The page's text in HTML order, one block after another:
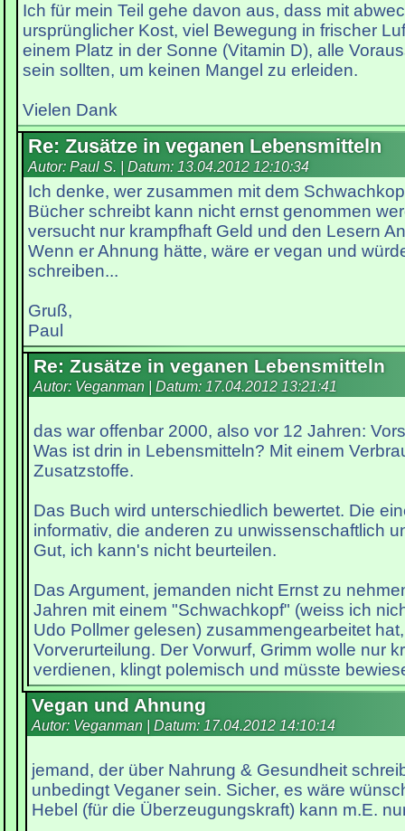
Ich für mein Teil gehe davon aus, dass mit
ursprünglicher Kost, viel Bewegung in frischer
einem Platz in der Sonne (Vitamin D), alle
sein sollten, um keinen Mangel zu erleiden.
Vielen Dank
Re: Zusätze in veganen Lebensmitteln
Autor: Paul S. | Datum: 13.04.2012 12:10:34
Ich denke, wer zusammen mit dem
Bücher schreibt kann nicht ernst genommen
versucht nur krampfhaft Geld und den Lesern
Wenn er Ahnung hätte, wäre er vegan und
schreiben...
Gruß,
Paul
Re: Zusätze in veganen Lebensmitteln
Autor: Veganman | Datum: 17.04.2012 13:21:41
das war offenbar 2000, also vor 12 Jahren:
Was ist drin in Lebensmitteln? Mit einem
Zusatzstoffe.
Das Buch wird unterschiedlich bewertet. Die
informativ, die anderen zu unwissenschaftlich
Gut, ich kann's nicht beurteilen.
Das Argument, jemanden nicht Ernst zu
Jahren mit einem "Schwachkopf" (weiss ich
Udo Pollmer gelesen) zusammengearbeitet
Vorverurteilung. Der Vorwurf, Grimm wolle nur
verdienen, klingt polemisch und müsste
Vegan und Ahnung
Autor: Veganman | Datum: 17.04.2012 14:10:14
jemand, der über Nahrung & Gesundheit
unbedingt Veganer sein. Sicher, es wäre
Hebel (für die Überzeugungskraft) kann m.E.